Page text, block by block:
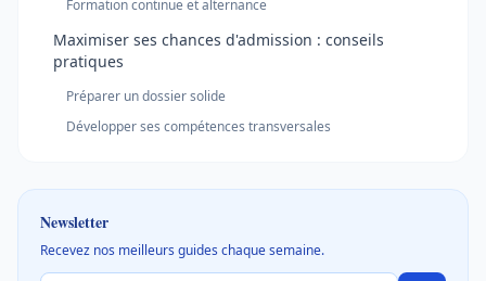
Formation continue et alternance
Maximiser ses chances d'admission : conseils
pratiques
Préparer un dossier solide
Développer ses compétences transversales
Newsletter
Recevez nos meilleurs guides chaque semaine.